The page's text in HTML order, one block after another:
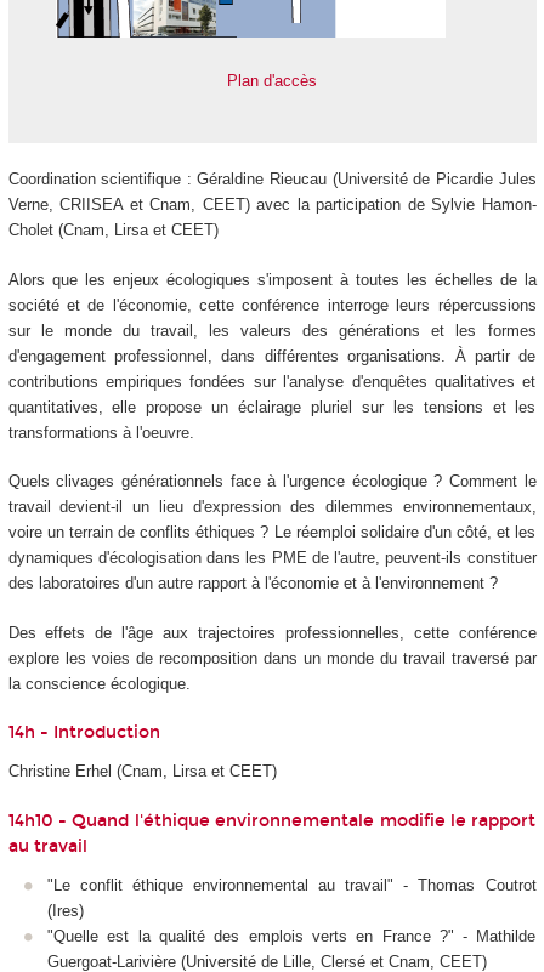
Plan d'accès
Coordination scientifique : Géraldine Rieucau (Université de Picardie Jules
Verne, CRIISEA et Cnam, CEET) avec la participation de Sylvie Hamon-
Cholet (Cnam, Lirsa et CEET)
Alors que les enjeux écologiques s'imposent à toutes les échelles de la
société et de l'économie, cette conférence interroge leurs répercussions
sur le monde du travail, les valeurs des générations et les formes
d'engagement professionnel, dans différentes organisations. À partir de
contributions empiriques fondées sur l'analyse d'enquêtes qualitatives et
quantitatives, elle propose un éclairage pluriel sur les tensions et les
transformations à l'oeuvre.
Quels clivages générationnels face à l'urgence écologique ? Comment le
travail devient-il un lieu d'expression des dilemmes environnementaux,
voire un terrain de conflits éthiques ? Le réemploi solidaire d'un côté, et les
dynamiques d'écologisation dans les PME de l'autre, peuvent-ils constituer
des laboratoires d'un autre rapport à l'économie et à l'environnement ?
Des effets de l'âge aux trajectoires professionnelles, cette conférence
explore les voies de recomposition dans un monde du travail traversé par
la conscience écologique.
14h - Introduction
Christine Erhel (Cnam, Lirsa et CEET)
14h10 - Quand l'éthique environnementale modifie le rapport
au travail
"Le conflit éthique environnemental au travail" - Thomas Coutrot
(Ires)
"Quelle est la qualité des emplois verts en France ?" - Mathilde
Guergoat-Larivière (Université de Lille, Clersé et Cnam, CEET)